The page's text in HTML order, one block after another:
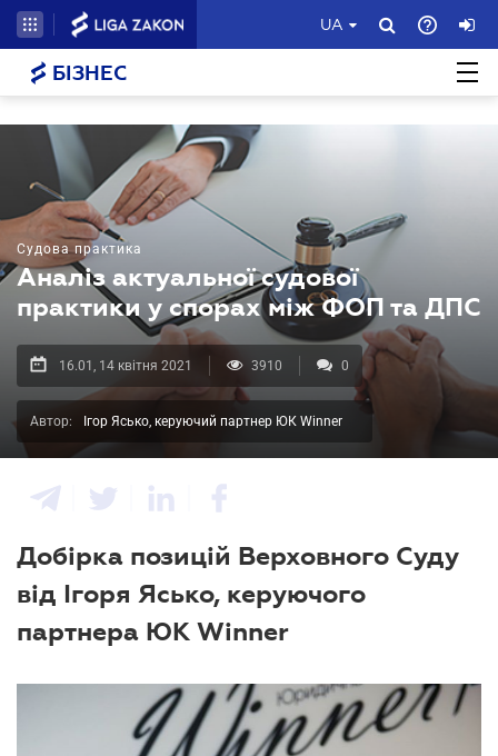
UA
БІЗНЕС
Судова практика
Аналіз актуальної судової
практики у спорах між ФОП та ДПС
16.01, 14 квітня 2021 3910 0
Автор: Ігор Ясько, керуючий партнер ЮК Winner
Добірка позицій Верховного Суду
від Ігоря Ясько, керуючого
партнера ЮК Winner